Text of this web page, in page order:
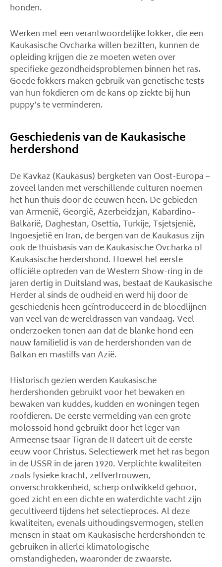
honden.
Werken met een verantwoordelijke fokker, die een
Kaukasische Ovcharka willen bezitten, kunnen de
opleiding krijgen die ze moeten weten over
specifieke gezondheidsproblemen binnen het ras.
Goede fokkers maken gebruik van genetische tests
van hun fokdieren om de kans op ziekte bij hun
puppy’s te verminderen.
Geschiedenis van de Kaukasische
herdershond
De Kavkaz (Kaukasus) bergketen van Oost-Europa –
zoveel landen met verschillende culturen noemen
het hun thuis door de eeuwen heen. De gebieden
van Armenië, Georgië, Azerbeidzjan, Kabardino-
Balkarië, Daghestan, Osettia, Turkije, Tsjetsjenië,
Ingoesjetië en Iran, de bergen van de Kaukasus zijn
ook de thuisbasis van de Kaukasische Ovcharka of
Kaukasische herdershond. Hoewel het eerste
officiële optreden van de Western Show-ring in de
jaren dertig in Duitsland was, bestaat de Kaukasische
Herder al sinds de oudheid en werd hij door de
geschiedenis heen geïntroduceerd in de bloedlijnen
van veel van de wereldrassen van vandaag. Veel
onderzoeken tonen aan dat de blanke hond een
nauw familielid is van de herdershonden van de
Balkan en mastiffs van Azië.
Historisch gezien werden Kaukasische
herdershonden gebruikt voor het bewaken en
bewaken van kuddes, kudden en woningen tegen
roofdieren. De eerste vermelding van een grote
molossoid hond gebruikt door het leger van
Armeense tsaar Tigran de II dateert uit de eerste
eeuw voor Christus. Selectiewerk met het ras begon
in de USSR in de jaren 1920. Verplichte kwaliteiten
zoals fysieke kracht, zelfvertrouwen,
onverschrokkenheid, scherp ontwikkeld gehoor,
goed zicht en een dichte en waterdichte vacht zijn
gecultiveerd tijdens het selectieproces. Al deze
kwaliteiten, evenals uithoudingsvermogen, stellen
mensen in staat om Kaukasische herdershonden te
gebruiken in allerlei klimatologische
omstandigheden, waaronder de zwaarste.